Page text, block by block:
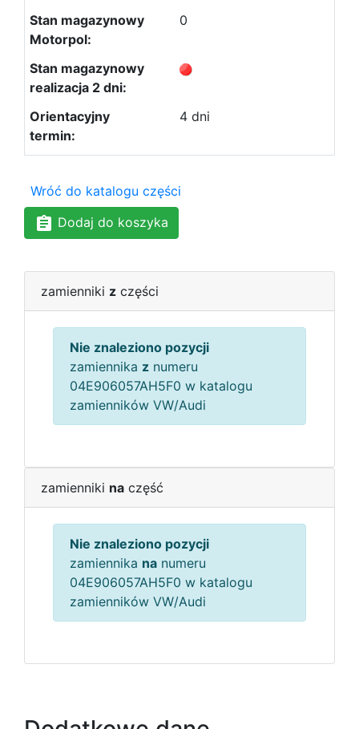
0
4 dni
Wróć do katalogu części
Dodaj do koszyka
zamienniki z części
Nie znaleziono pozycji
zamiennika z numeru
04E906057AH5F0 w katalogu
zamienników VW/Audi
zamienniki na część
Nie znaleziono pozycji
zamiennika na numeru
04E906057AH5F0 w katalogu
zamienników VW/Audi